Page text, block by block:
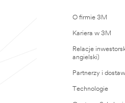
O firmie 3M
Kariera w 3M
Relacje
angielski)
Partnerzy i
Technologie